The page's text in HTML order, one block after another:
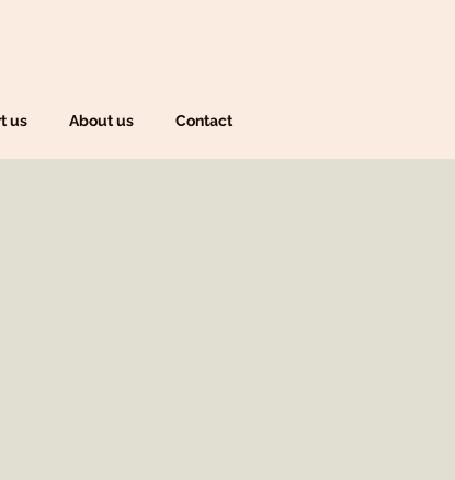
us About us Contact